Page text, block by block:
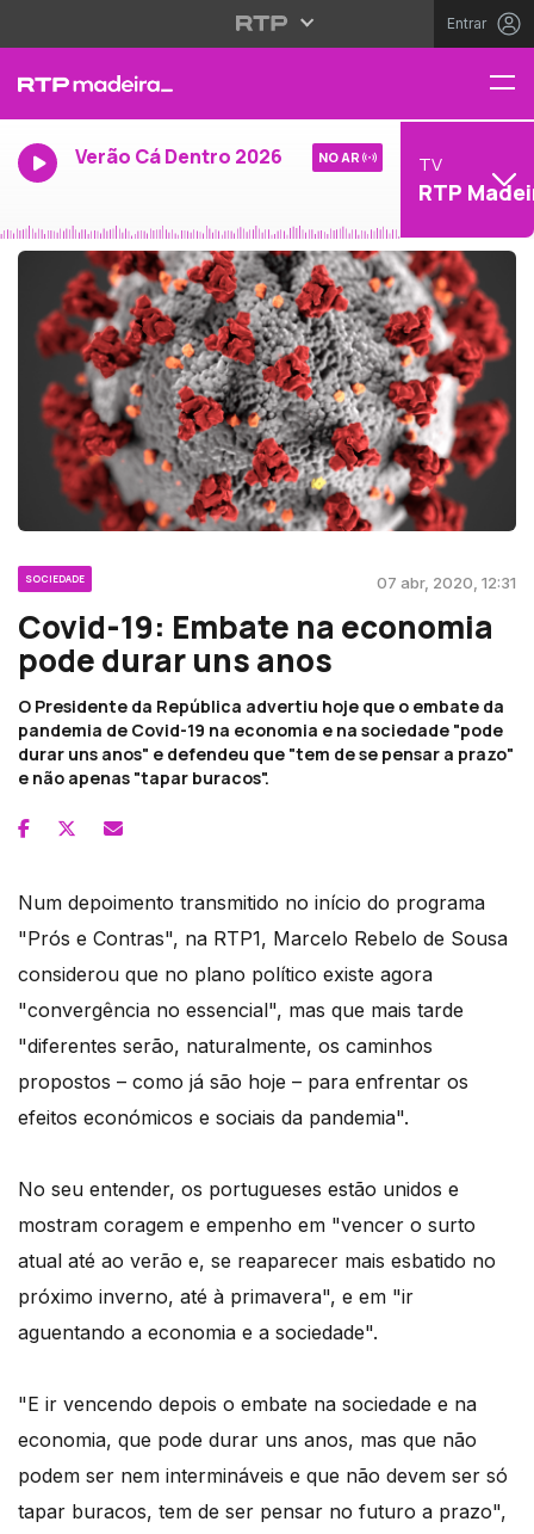
Entrar
Verão Cá Dentro 2026 NO AR TV
RTP
SOCIEDADE 07 abr, 2020, 12:31
Covid-19: Embate na economia
pode durar uns anos
O Presidente da República advertiu hoje que o embate da
pandemia de Covid-19 na economia e na sociedade "pode
durar uns anos" e defendeu que "tem de se pensar a prazo"
e não apenas "tapar buracos".
Num depoimento transmitido no início do programa
"Prós e Contras", na RTP1, Marcelo Rebelo de Sousa
considerou que no plano político existe agora
"convergência no essencial", mas que mais tarde
"diferentes serão, naturalmente, os caminhos
propostos – como já são hoje – para enfrentar os
efeitos económicos e sociais da pandemia".
No seu entender, os portugueses estão unidos e
mostram coragem e empenho em "vencer o surto
atual até ao verão e, se reaparecer mais esbatido no
próximo inverno, até à primavera", e em "ir
aguentando a economia e a sociedade".
"E ir vencendo depois o embate na sociedade e na
economia, que pode durar uns anos, mas que não
podem ser nem intermináveis e que não devem ser só
tapar buracos, tem de ser pensar no futuro a prazo",